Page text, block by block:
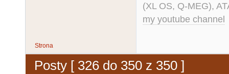
(XL OS, Q-MEG),
my youtube channel
Strona
Posty [ 326 do 350 z 350 ]